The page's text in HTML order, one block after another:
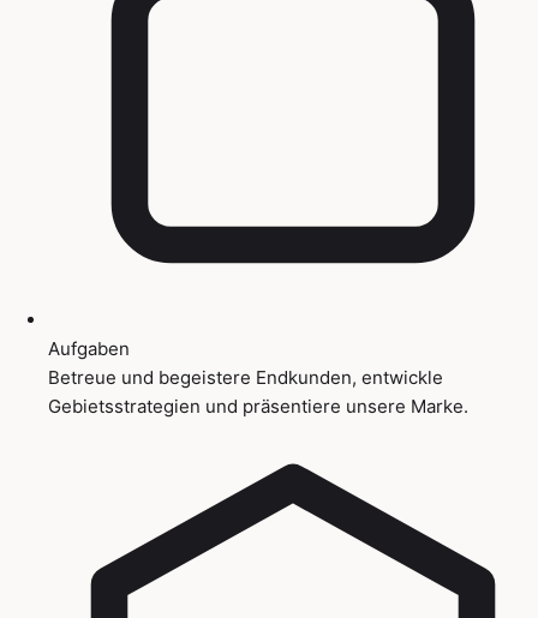
Aufgaben
Betreue und begeistere Endkunden, entwickle
Gebietsstrategien und präsentiere unsere Marke.